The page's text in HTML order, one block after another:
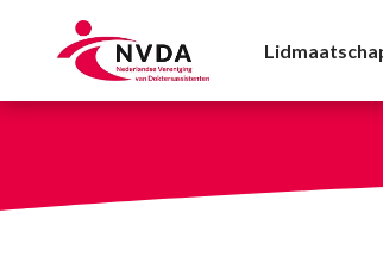
Vaccinaties